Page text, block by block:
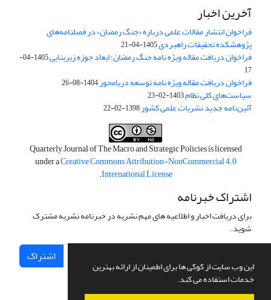
این وب سایت از کوکی ها برای اطمینان از ارائه بهترین
خدمات استفاده می کند.
آخرین اخبار
فراخوان انتشار مقالات علمی درباره «جنگ رمضان» در فصلنامه‌های
پژوهشکده تحقیقات راهبردی1405-04-21
فراخوان دریافت مقاله ویژه نامه جنگ رمضان؛ ابعاد حوزه زیربنایی
1405-04-
17
فراخوان دریافت مقاله ویژه نامه توسعه دریامحور1404-08-26
سیاست‌های کلی نظام1403-02-23
آئین‌نامه جدید نشریات علمی کشور1398-02-22
Quarterly Journal of The Macro and Strategic Policies is licensed
under aCreative Commons Attribution-NonCommercial 4.0
International License
.
اشتراک خبرنامه
برای دریافت اخبار و اطلاعیه های مهم نشریه در خبرنامه نشریه مشترک
شوید.
اشتراک